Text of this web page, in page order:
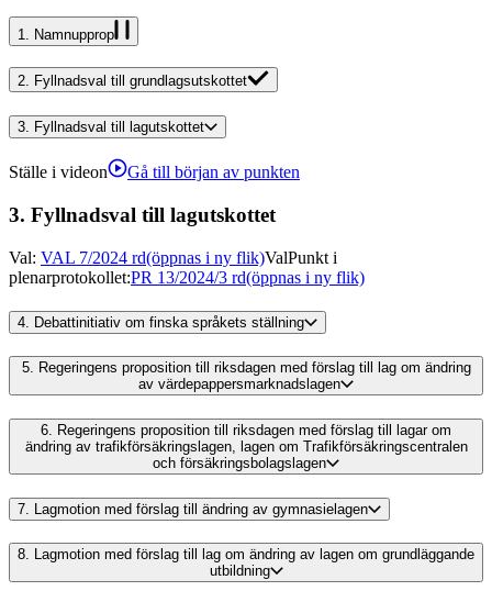
1. Namnupprop
2. Fyllnadsval till grundlagsutskottet
3. Fyllnadsval till lagutskottet
Ställe i videon Gå till början av punkten
3. Fyllnadsval till lagutskottet
Val: VAL 7/2024 rd(öppnas i ny flik)ValPunkt i
plenarprotokollet:PR 13/2024/3 rd(öppnas i ny flik)
4. Debattinitiativ om finska språkets ställning
5. Regeringens proposition till riksdagen med förslag till lag om ändring
av värdepappersmarknadslagen
6. Regeringens proposition till riksdagen med förslag till lagar om
ändring av trafikförsäkringslagen, lagen om Trafikförsäkringscentralen
och försäkringsbolagslagen
7. Lagmotion med förslag till ändring av gymnasielagen
8. Lagmotion med förslag till lag om ändring av lagen om grundläggande
utbildning